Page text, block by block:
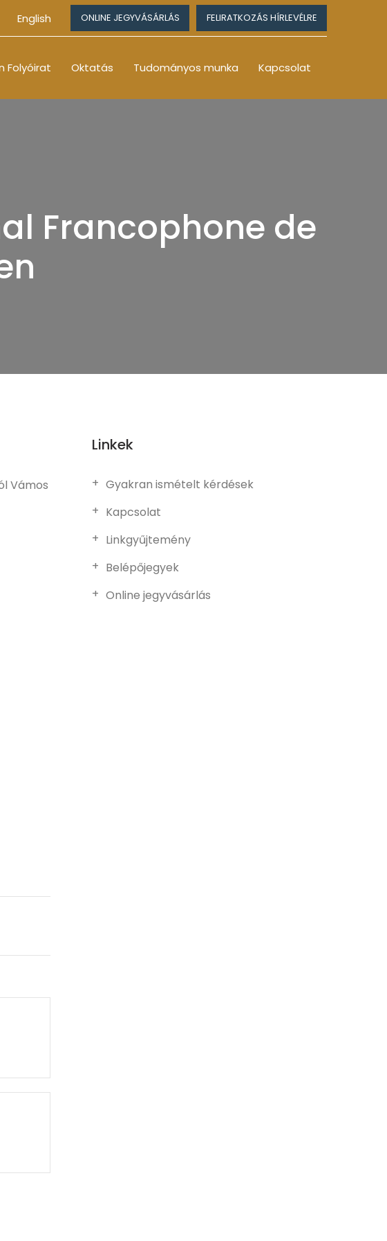
English ONLINE JEGYVÁSÁRLÁS FELIRATKOZÁS HÍRLEVÉLRE
Folyóirat Oktatás Tudományos munka Kapcsolat
Francophone de
Vámos
Linkek
Gyakran ismételt kérdések
Kapcsolat
Linkgyűjtemény
Belépőjegyek
Online jegyvásárlás